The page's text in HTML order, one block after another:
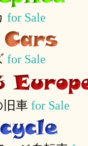
for Sale
for Sale
旧車 for Sale